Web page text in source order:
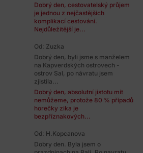
Dobrý den, cestovatelský průjem
je jednou z nejčastějších
komplikací cestování.
Nejdůležitější je...
Od: Zuzka
Dobrý den, byli jsme s manželem
na Kapverdských ostrovech -
ostrov Sal, po návratu jsem
zjistila...
Dobrý den, absolutní jistotu mít
nemůžeme, protože 80 % případů
horečky zika je
bezpříznakových...
Od: H.Kopcanova
Dobry den. Byla jsem o